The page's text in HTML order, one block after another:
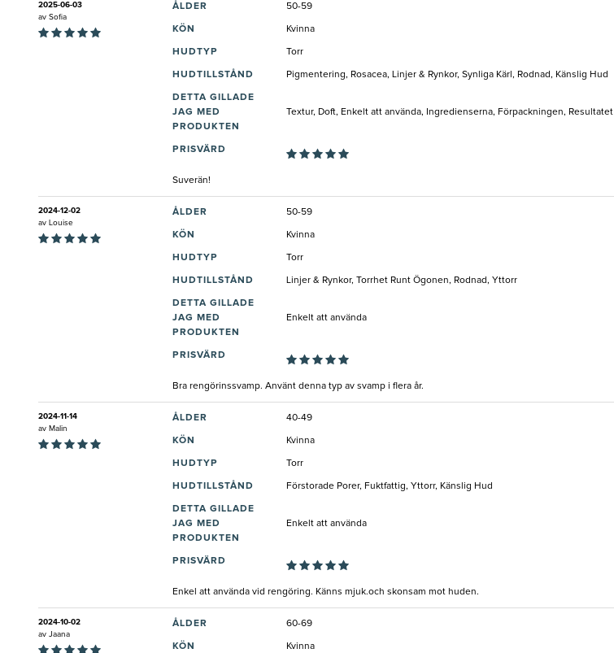
2025-06-03
av Sofia
ÅLDER 50-59
KÖN Kvinna
HUDTYP Torr
HUDTILLSTÅND Pigmentering, Rosacea, Linjer & Rynkor, Synliga Kärl, Rodnad, Känslig Hud
DETTA GILLADE
JAG MED
PRODUKTEN
Textur, Doft, Enkelt att använda, Ingredienserna, Förpackningen, Resultatet
PRISVÄRD
Suverän!
2024-12-02
av Louise
ÅLDER 50-59
KÖN Kvinna
HUDTYP Torr
HUDTILLSTÅND Linjer & Rynkor, Torrhet Runt Ögonen, Rodnad, Yttorr
DETTA GILLADE
JAG MED
PRODUKTEN
Enkelt att använda
PRISVÄRD
Bra rengörinssvamp. Använt denna typ av svamp i flera år.
2024-11-14
av Malin
ÅLDER 40-49
KÖN Kvinna
HUDTYP Torr
HUDTILLSTÅND Förstorade Porer, Fuktfattig, Yttorr, Känslig Hud
DETTA GILLADE
JAG MED
PRODUKTEN
Enkelt att använda
PRISVÄRD
Enkel att använda vid rengöring. Känns mjuk.och skonsam mot huden.
2024-10-02
av Jaana
ÅLDER 60-69
KÖN Kvinna